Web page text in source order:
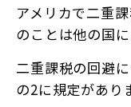
アメリカで二重
のことは他の国に
二重課税の回避
の2に規定があり